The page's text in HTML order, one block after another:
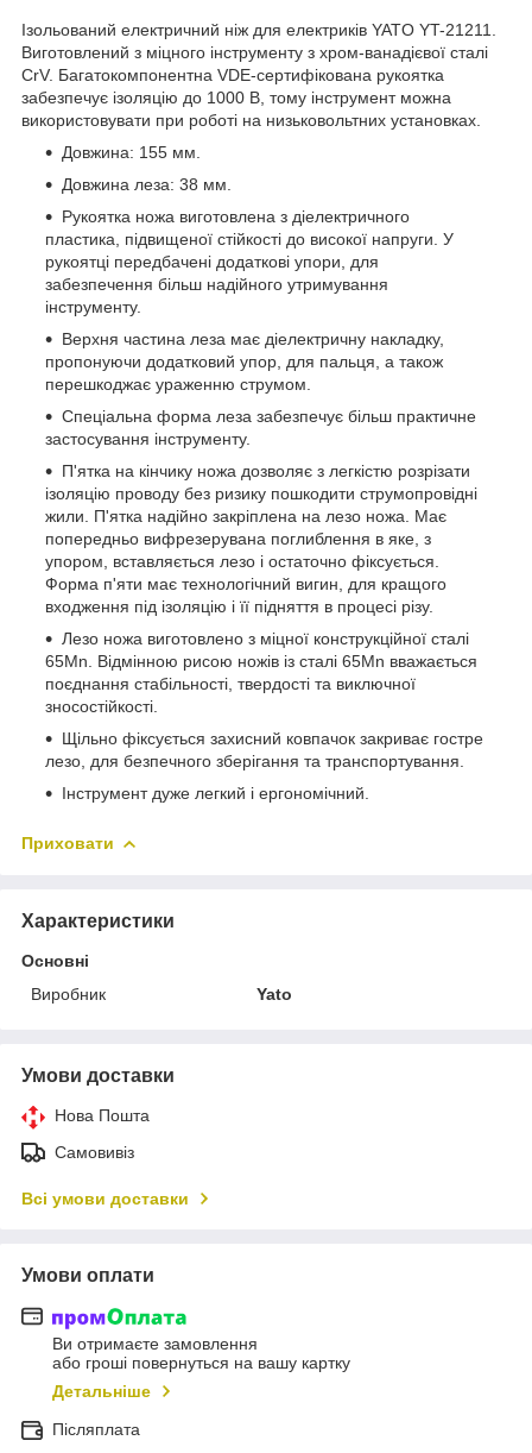
Ізольований електричний ніж для електриків YATO YT-21211.
Виготовлений з міцного інструменту з хром-ванадієвої сталі
CrV. Багатокомпонентна VDE-сертифікована рукоятка
забезпечує ізоляцію до 1000 В, тому інструмент можна
використовувати при роботі на низьковольтних установках.
Довжина: 155 мм.
Довжина леза: 38 мм.
Рукоятка ножа виготовлена з діелектричного
пластика, підвищеної стійкості до високої напруги. У
рукоятці передбачені додаткові упори, для
забезпечення більш надійного утримування
інструменту.
Верхня частина леза має діелектричну накладку,
пропонуючи додатковий упор, для пальця, а також
перешкоджає ураженню струмом.
Спеціальна форма леза забезпечує більш практичне
застосування інструменту.
П'ятка на кінчику ножа дозволяє з легкістю розрізати
ізоляцію проводу без ризику пошкодити струмопровідні
жили. П'ятка надійно закріплена на лезо ножа. Має
попередньо вифрезерувана поглиблення в яке, з
упором, вставляється лезо і остаточно фіксується.
Форма п'яти має технологічний вигин, для кращого
входження під ізоляцію і її підняття в процесі різу.
Лезо ножа виготовлено з міцної конструкційної сталі
65Mn. Відмінною рисою ножів із сталі 65Mn вважається
поєднання стабільності, твердості та виключної
зносостійкості.
Щільно фіксується захисний ковпачок закриває гостре
лезо, для безпечного зберігання та транспортування.
Інструмент дуже легкий і ергономічний.
Приховати
Характеристики
Основні
Виробник
Yato
Умови доставки
Нова Пошта
Самовивіз
Всі умови доставки
Умови оплати
Ви отримаєте замовлення
або гроші повернуться на вашу картку
Детальніше
Післяплата